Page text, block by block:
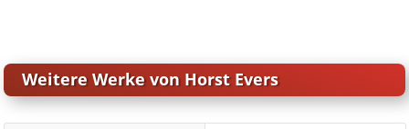
Weitere Werke von Horst Evers